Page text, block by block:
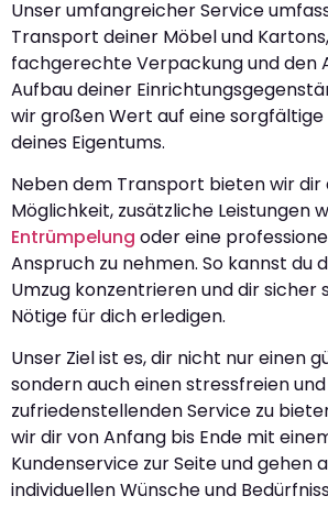
Unser umfangreicher Service
Transport deiner Möbel und
fachgerechte Verpackung und den
Aufbau deiner
wir großen Wert auf eine sorgfältige
deines Eigentums.
Neben dem Transport bieten wir dir
Möglichkeit, zusätzliche Leistungen
Entrümpelung oder eine
Anspruch zu nehmen. So kannst du
Umzug konzentrieren und dir sicher
Nötige für dich erledigen.
Unser Ziel ist es, dir nicht nur einen
sondern auch einen stressfreien und
zufriedenstellenden Service zu
wir dir von Anfang bis Ende mit
Kundenservice zur Seite und gehen
individuellen Wünsche und